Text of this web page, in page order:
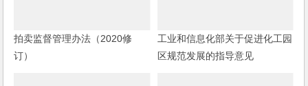
拍卖监督管理办法（2020修
订）
工业和信息化部关于促进化工园
区规范发展的指导意见